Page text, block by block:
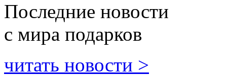
Последние новости
с мира подарков
читать новости >